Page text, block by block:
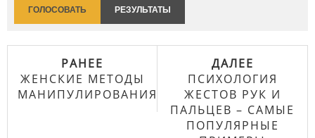
ГОЛОСОВАТЬ РЕЗУЛЬТАТЫ
РАНЕЕ
ЖЕНСКИЕ МЕТОДЫ
МАНИПУЛИРОВАНИЯ
ДАЛЕЕ
ПСИХОЛОГИЯ
ЖЕСТОВ РУК И
ПАЛЬЦЕВ – САМЫЕ
ПОПУЛЯРНЫЕ